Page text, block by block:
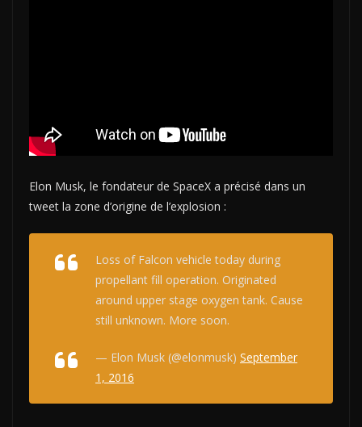
Elon Musk, le fondateur de SpaceX a précisé dans un
tweet la zone d’origine de l’explosion :
Loss of Falcon vehicle today during
propellant fill operation. Originated
around upper stage oxygen tank. Cause
still unknown. More soon.
— Elon Musk (@elonmusk) September
1, 2016